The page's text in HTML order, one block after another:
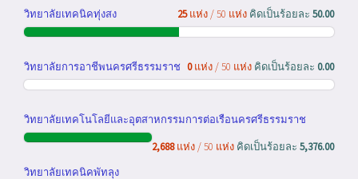
วิทยาลัยเทคนิคทุ่งสง 25แห่ง / 50 แห่ง คิดเป็นร้อยละ 50.00
วิทยาลัยการอาชีพนครศรีธรรมราช 0แห่ง / 50 แห่ง คิดเป็นร้อยละ 0.00
วิทยาลัยเทคโนโลยีและอุตสาหกรรมการต่อเรือนครศรีธรรมราช
2,688แห่ง / 50 แห่ง คิดเป็นร้อยละ 5,376.00
วิทยาลัยเทคนิคพัทลุง